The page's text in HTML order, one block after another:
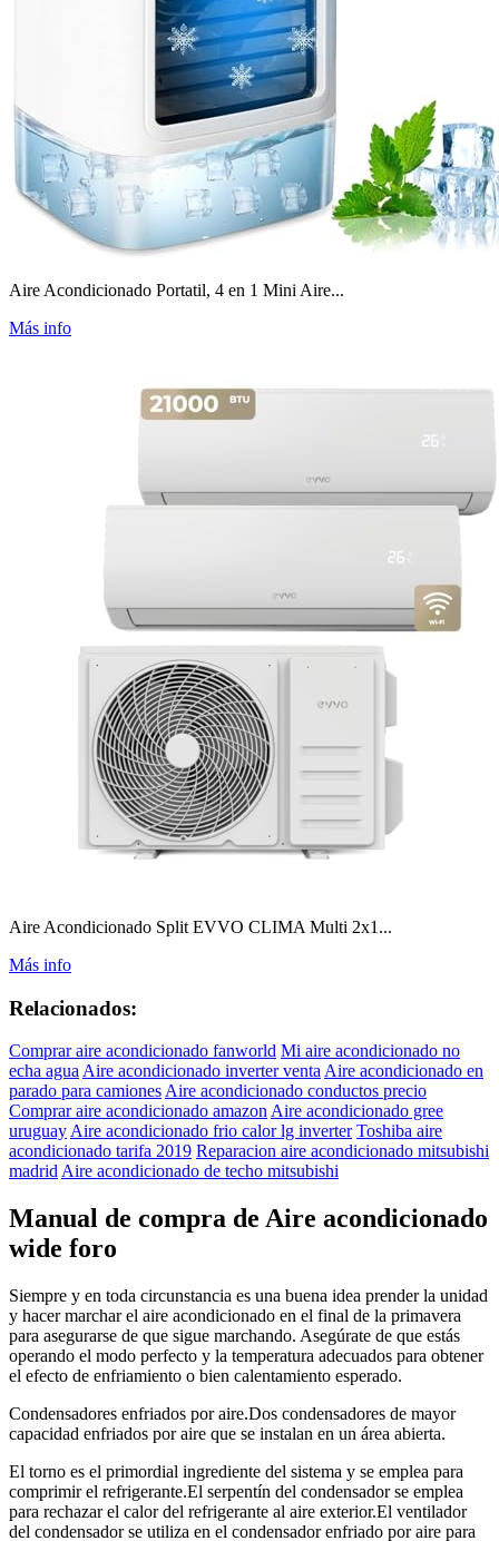
Aire Acondicionado Portatil, 4 en 1 Mini Aire...
Más info
Aire Acondicionado Split EVVO CLIMA Multi 2x1...
Más info
Relacionados:
Comprar aire acondicionado fanworld Mi aire acondicionado no
echa agua Aire acondicionado inverter venta Aire acondicionado en
parado para camiones Aire acondicionado conductos precio
Comprar aire acondicionado amazon Aire acondicionado gree
uruguay Aire acondicionado frio calor lg inverter Toshiba aire
acondicionado tarifa 2019 Reparacion aire acondicionado mitsubishi
madrid Aire acondicionado de techo mitsubishi
Manual de compra de Aire acondicionado
wide foro
Siempre y en toda circunstancia es una buena idea prender la unidad
y hacer marchar el aire acondicionado en el final de la primavera
para asegurarse de que sigue marchando. Asegúrate de que estás
operando el modo perfecto y la temperatura adecuados para obtener
el efecto de enfriamiento o bien calentamiento esperado.
Condensadores enfriados por aire.Dos condensadores de mayor
capacidad enfriados por aire que se instalan en un área abierta.
El torno es el primordial ingrediente del sistema y se emplea para
comprimir el refrigerante.El serpentín del condensador se emplea
para rechazar el calor del refrigerante al aire exterior.El ventilador
del condensador se utiliza en el condensador enfriado por aire para